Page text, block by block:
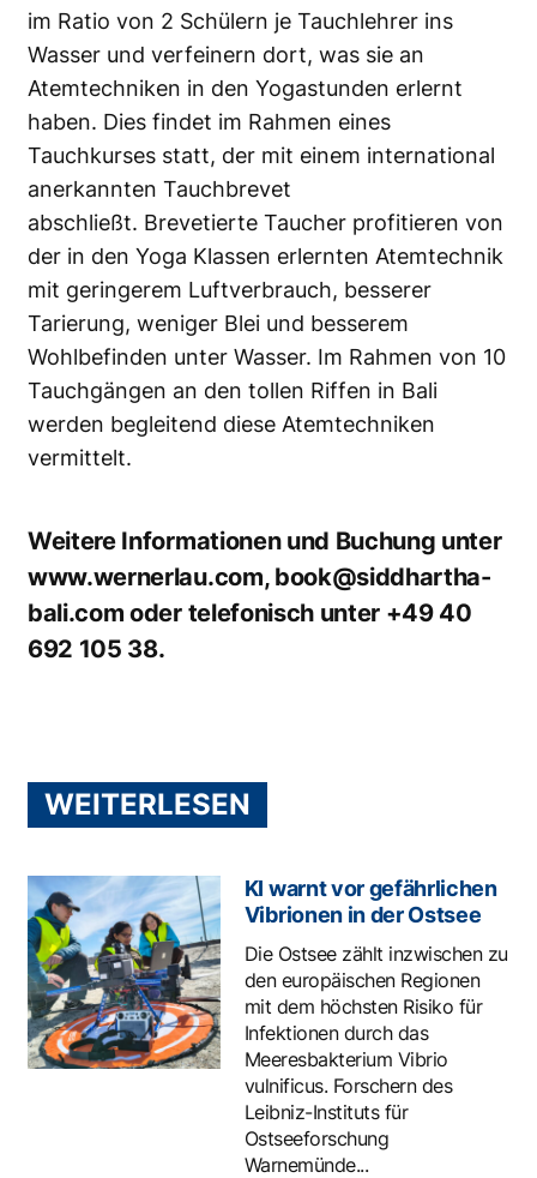
im Ratio von 2 Schülern je Tauchlehrer ins
Wasser und verfeinern dort, was sie an
Atemtechniken in den Yogastunden erlernt
haben. Dies findet im Rahmen eines
Tauchkurses statt, der mit einem international
anerkannten Tauchbrevet
abschließt. Brevetierte Taucher profitieren von
der in den Yoga Klassen erlernten Atemtechnik
mit geringerem Luftverbrauch, besserer
Tarierung, weniger Blei und besserem
Wohlbefinden unter Wasser. Im Rahmen von 10
Tauchgängen an den tollen Riffen in Bali
werden begleitend diese Atemtechniken
vermittelt.
Weitere Informationen und Buchung unter
www.wernerlau.com, book@siddhartha-
bali.com oder telefonisch unter +49 40
692 105 38.
WEITERLESEN
KI warnt vor gefährlichen
Vibrionen in der Ostsee
Die Ostsee zählt inzwischen zu
den europäischen Regionen
mit dem höchsten Risiko für
Infektionen durch das
Meeresbakterium Vibrio
vulnificus. Forschern des
Leibniz-Instituts für
Ostseeforschung
Warnemünde...